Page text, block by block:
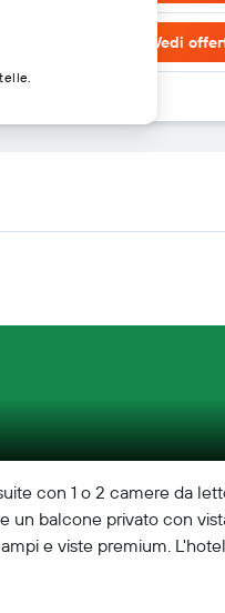
Vedi
con 1 o 2 camere da
un balcone privato con
e viste premium.